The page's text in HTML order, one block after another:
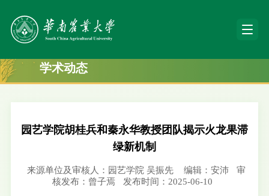
学术动态
园艺学院胡桂兵和秦永华教授团队揭示火龙果滞
绿新机制
来源单位及审核人：园艺学院 吴振先 编辑：安沛
审
核发布：曾子焉
发布时间：2025-06-10